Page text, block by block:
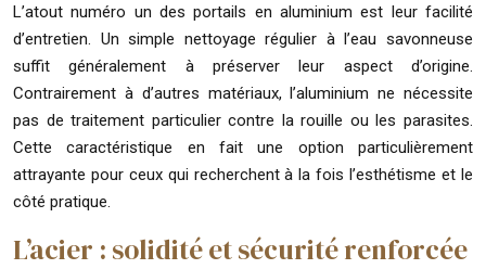
L’atout numéro un des portails en aluminium est leur facilité
d’entretien. Un simple nettoyage régulier à l’eau savonneuse
suffit généralement à préserver leur aspect d’origine.
Contrairement à d’autres matériaux, l’aluminium ne nécessite
pas de traitement particulier contre la rouille ou les parasites.
Cette caractéristique en fait une option particulièrement
attrayante pour ceux qui recherchent à la fois l’esthétisme et le
côté pratique.
L’acier : solidité et sécurité renforcée